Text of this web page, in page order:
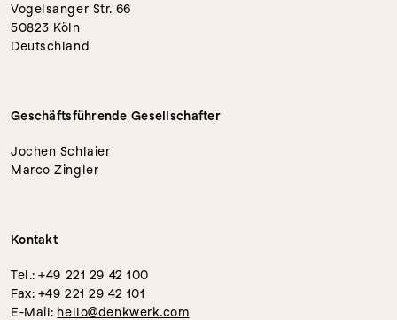
Vogelsanger Str. 66
50823 Köln
Deutschland
Geschäftsführende Gesellschafter
Jochen Schlaier
Marco Zingler
Kontakt
Tel.: +49 221 29 42 100
Fax: +49 221 29 42 101
E-Mail: hello@denkwerk.com